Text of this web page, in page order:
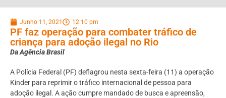
Junho 11, 2021 12:10 pm
PF faz operação para combater tráfico de
criança para adoção ilegal no Rio
Da Agência Brasil
A Polícia Federal (PF) deflagrou nesta sexta-feira (11) a operação
Kinder para reprimir o tráfico internacional de pessoa para
adoção ilegal. A ação cumpre mandado de busca e apreensão,